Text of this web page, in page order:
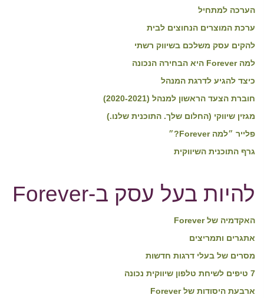
הערכה למתחיל
ערכת המוצרים הנחוצים לבית
להקים עסק משלכם בשיווק רשתי
למה Forever היא הבחירה הנכונה
כיצד להגיע לדרגת המנהל
חוברת הצעד הראשון למנהל (2020-2021)
מגזין שיווקי (החלום שלך. התוכנית שלנו.)
פלייר ״למה Forever?״
גרף התוכנית השיווקית
להיות בעל עסק ב-Forever
האקדמיה של Forever
אתגרים ותמריצים
מסרים של בעלי דרגות חדשות
7 טיפים לשיחת טלפון שיווקית נכונה
ארבעת היסודות של Forever